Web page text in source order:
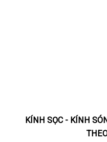
KÍNH SỌC - KÍNH